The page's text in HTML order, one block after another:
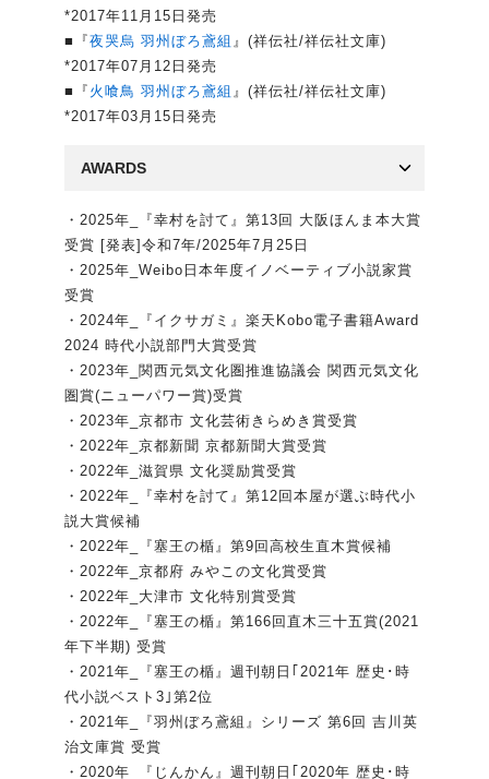
*2017年11月15日発売
■『夜哭烏 羽州ぼろ鳶組 』(祥伝社/祥伝社文庫)
*2017年07月12日発売
■『 火喰鳥 羽州ぼろ鳶組 』(祥伝社/祥伝社文庫)
*2017年03月15日発売
AWARDS
・2025年_『幸村を討て』第13回 大阪ほんま本大賞
受賞 [発表]令和7年/2025年7月25日
・2025年_Weibo日本年度イノベーティブ小説家賞
受賞
・2024年_『イクサガミ』楽天Kobo電子書籍Award
2024 時代小説部門大賞受賞
・2023年_関西元気文化圏推進協議会 関西元気文化
圏賞(ニューパワー賞)受賞
・2023年_京都市 文化芸術きらめき賞受賞
・2022年_京都新聞 京都新聞大賞受賞
・2022年_滋賀県 文化奨励賞受賞
・2022年_『幸村を討て』第12回本屋が選ぶ時代小
説大賞候補
・2022年_『塞王の楯』第9回高校生直木賞候補
・2022年_京都府 みやこの文化賞受賞
・2022年_大津市 文化特別賞受賞
・2022年_『塞王の楯』第166回直木三十五賞(2021
年下半期) 受賞
・2021年_『塞王の楯』週刊朝日｢2021年 歴史･時
代小説ベスト3｣第2位
・2021年_『羽州ぼろ鳶組』シリーズ 第6回 吉川英
治文庫賞 受賞
・2020年_『じんかん』週刊朝日｢2020年 歴史･時